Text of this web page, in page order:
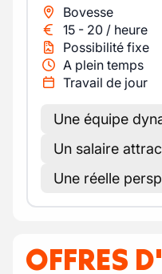
Bovesse
15 - 20 / heure
Possibilité fixe
A plein temps
Travail de jour
Une équipe
Un salaire
Une réelle
OFFRES